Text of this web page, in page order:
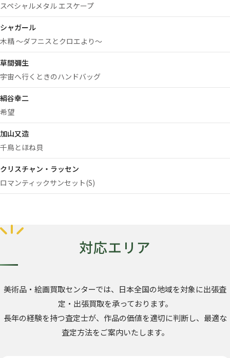
スペシャルメタル エスケープ
シャガール
木精 ～ダフニスとクロエより～
草間彌生
宇宙へ行くときのハンドバッグ
絹谷幸二
希望
加山又造
千鳥とほね貝
クリスチャン・ラッセン
ロマンティックサンセット(S)
対応エリア
美術品・絵画買取センターでは、日本全国の地域を対象に出張査
定・出張買取を承っております。
長年の経験を持つ査定士が、作品の価値を適切に判断し、最適な
査定方法をご案内いたします。